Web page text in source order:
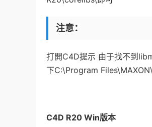
注意：
打開C4D提示 由于找不到
下C:\Program
C4D R20 Win版本